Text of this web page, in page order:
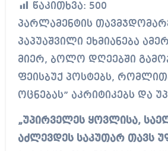
წაკითხვა: 500
პარლამენტის თავმჯდომარე შალვა
პაპუაშვილი ეხმიანება
მიერ, ბოლო დღეებში
ფეისბუქ პოსტებს,
ოცნებას” აკრიტიკებს და
„უპირველეს ყოვლისა,
აძლევდეს საკუთარ თავს